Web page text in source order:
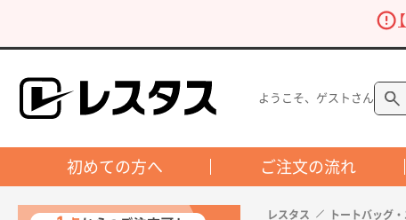
ようこそ、ゲストさん
初めての方へ ご注文の流れ
レスタス トートバッグ